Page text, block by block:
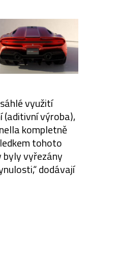
využití
výroba),
kompletně
tohoto
byly vyřezány
dodávají